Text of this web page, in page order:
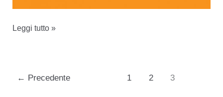
Tundra
Leggi tutto »
← Precedente 1 2 3